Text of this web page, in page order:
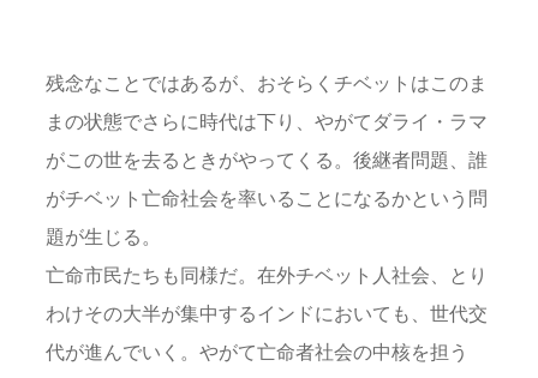
残念なことではあるが、おそらくチベットはこのま
まの状態でさらに時代は下り、やがてダライ・ラマ
がこの世を去るときがやってくる。後継者問題、誰
がチベット亡命社会を率いることになるかという問
題が生じる。
亡命市民たちも同様だ。在外チベット人社会、とり
わけその大半が集中するインドにおいても、世代交
代が進んでいく。やがて亡命者社会の中核を担う